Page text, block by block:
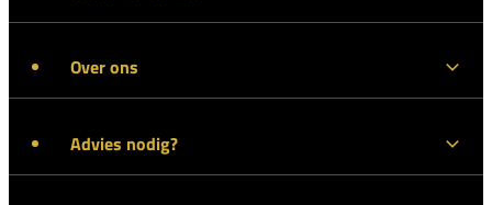
Over ons
Advies nodig?